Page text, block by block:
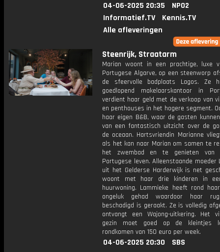
04-06-2025 20:35
NPO2
Informatief.TV
Kennis.TV
Alle afleveringen
Steenrijk, Straatarm
Marian woont in een prachtige, luxe
Portugese Algarve, op een steenworp
de sfeervolle badplaats Lagos. Ze
goedlopend makelaarskantoor in
verdient haar geld met de verkoop van
en penthouses in het hogere segment.
haar eigen B&B, waar de gasten
van een fantastisch uitzicht over de
de oceaan. Hartsvriendin Marianne
als het kan naar Marian om samen te
het zwembad en te genieten van
Portugese leven. Alleenstaande moeder
uit het Gelderse Harderwijk is net
woont met haar drie kinderen in
huurwoning. Lammieke heeft rond
ongeluk gehad waardoor haar
beschadigd is geraakt. Ze is volledig
ontvangt een Wajong-uitkering. Het
gezin moet goed op de kleintjes
rondkomen van 150 euro per week.
04-06-2025 20:30
SBS